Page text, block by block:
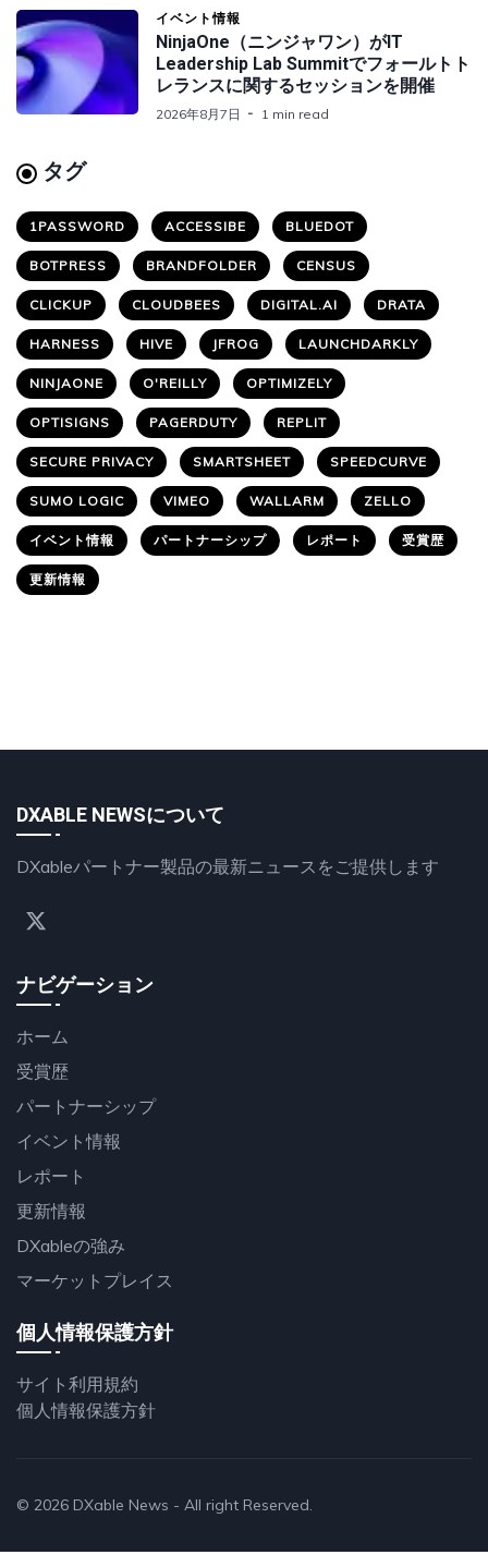
イベント情報
NinjaOne（ニンジャワン）がIT
Leadership Lab Summitでフォールトト
レランスに関するセッションを開催
2026年8月7日 1 min read
タグ
1PASSWORD ACCESSIBE BLUEDOT
BOTPRESS BRANDFOLDER CENSUS
CLICKUP CLOUDBEES DIGITAL.AI DRATA
HARNESS HIVE JFROG LAUNCHDARKLY
NINJAONE O'REILLY OPTIMIZELY
OPTISIGNS PAGERDUTY REPLIT
SECURE PRIVACY SMARTSHEET SPEEDCURVE
SUMO LOGIC VIMEO WALLARM ZELLO
イベント情報 パートナーシップ レポート 受賞歴
更新情報
DXABLE NEWSについて
DXableパートナー製品の最新ニュースをご提供します
ナビゲーション
ホーム
受賞歴
パートナーシップ
イベント情報
レポート
更新情報
DXableの強み
マーケットプレイス
個人情報保護方針
サイト利用規約
個人情報保護方針
© 2026 DXable News - All right Reserved.